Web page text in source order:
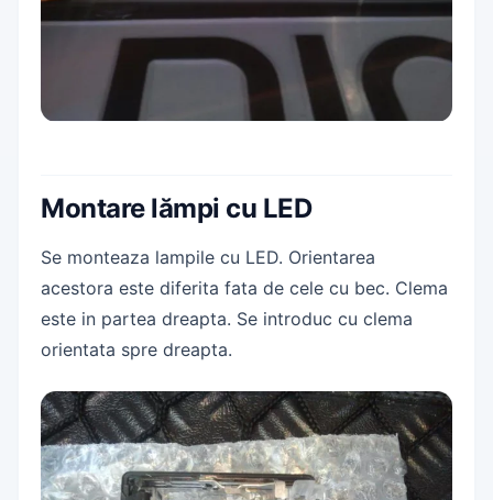
Montare lămpi cu LED
Se monteaza lampile cu LED. Orientarea
acestora este diferita fata de cele cu bec. Clema
este in partea dreapta. Se introduc cu clema
orientata spre dreapta.